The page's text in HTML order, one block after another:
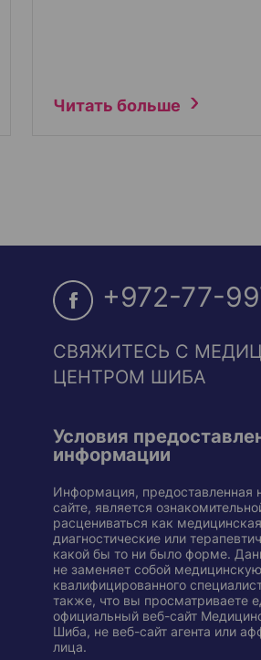
Читать больше
+972-77-
СВЯЖИТЕСЬ С
ЦЕНТРОМ ШИБА
Условия
информации
Информация, предоставленная
сайте, является
расцениваться как
диагностические или
какой бы то ни было форме.
не заменяет собой
квалифицированного
также, что вы просматриваете
официальный веб-сайт
Шиба, не веб-сайт агента или
лица.